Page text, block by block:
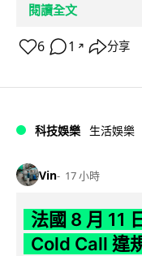
閱讀全文
6 1 ↗ 分享
科技娛樂 生活娛樂
Vin 17 小時
法國 8 月 11
Cold Call 違